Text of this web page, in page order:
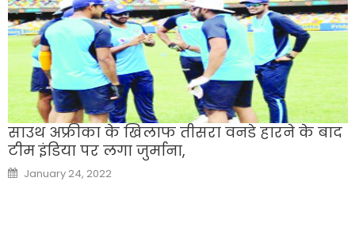
साउथ अफ्रीका के खिलाफ तीसरा वनडे हारने के बाद
टीम इंडिया पर लगा जुर्माना,
Posted
on
January 24, 2022